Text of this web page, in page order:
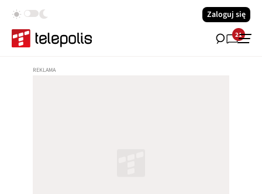
Zaloguj się
21